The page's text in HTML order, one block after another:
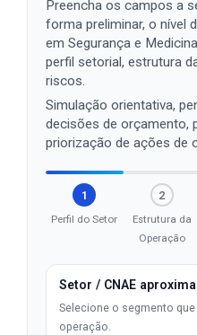
Preencha os campos a
forma preliminar, o nível
em Segurança e
perfil setorial, estrutura
riscos.
Simulação orientativa,
decisões de orçamento,
priorização de ações de
1
Perfil do Setor
2
Estrutura da
Operação
Setor / CNAE
Selecione o segmento
operação.